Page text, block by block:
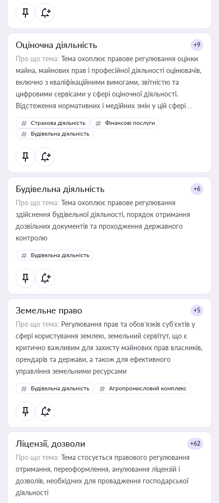
Оціночна діяльність +9
Про що тема: Тема охоплює правове регулювання оцінки
майна, майнових прав і професійної діяльності оцінювачів,
включно з кваліфікаційними вимогами, звітністю та
цифровими сервісами у сфері оціночної діяльності.
Відстеження нормативних і медійних змін у цій сфері
корисне для власника бізнесу, керівника, юриста або
бухгалтера під час оподаткування, приватизації, оренди
державного майна, корпоративних угод і перевірки
статусу суб'єктів оціночної діяльності
Страхова діяльність
Фінансові послуги
Будівельна діяльність
Будівельна діяльність +6
Про що тема: Тема охоплює правове регулювання
здійснення будівельної діяльності, порядок отримання
дозвільних документів та проходження державного
контролю
Будівельна діяльність
Земельне право +5
Про що тема: Регулювання прав та обов’язків суб’єктів у
сфері користування землею, земельний сервітут, що є
критично важливим для захисту майнових прав власників,
орендарів та держави, а також для ефективного
управління земельними ресурсами
Будівельна діяльність Агропромисловий комплекс
Ліцензії, дозволи +62
Про що тема: Тема стосується правового регулювання
отримання, переоформлення, анулювання ліцензій і
дозволів, необхідних для провадження господарської
діяльності